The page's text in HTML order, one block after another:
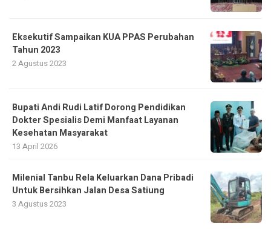
Eksekutif Sampaikan KUA PPAS Perubahan
Tahun 2023
2 Agustus 2023
Bupati Andi Rudi Latif Dorong Pendidikan
Dokter Spesialis Demi Manfaat Layanan
Kesehatan Masyarakat
13 April 2026
Milenial Tanbu Rela Keluarkan Dana Pribadi
Untuk Bersihkan Jalan Desa Satiung
3 Agustus 2023